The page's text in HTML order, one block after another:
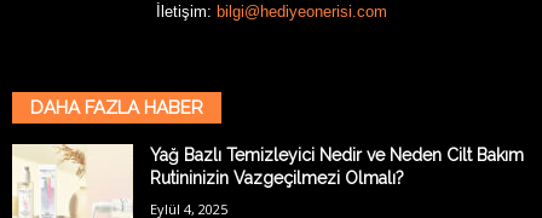
İletişim: bilgi@hediyeonerisi.com
DAHA FAZLA HABER
Yağ Bazlı Temizleyici Nedir ve Neden Cilt Bakım
Rutininizin Vazgeçilmezi Olmalı?
Eylül 4, 2025